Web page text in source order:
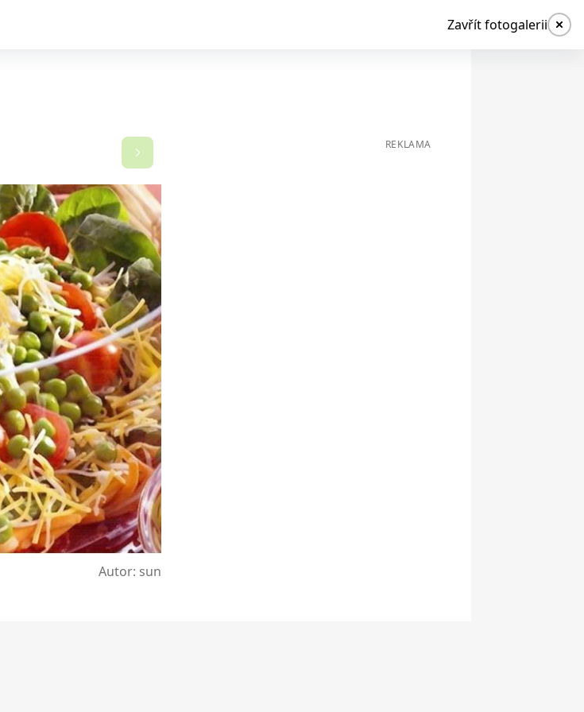
Zavřít fotogalerii
Autor: sun
REKLAMA